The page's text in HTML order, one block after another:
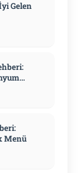
Gelen
Menü